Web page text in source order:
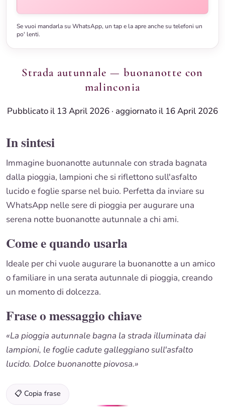
Se vuoi mandarla su WhatsApp, un tap e la apre anche su telefoni un
po' lenti.
Strada autunnale — buonanotte con
malinconia
Pubblicato il 13 April 2026 · aggiornato il 16 April 2026
In sintesi
Immagine buonanotte autunnale con strada bagnata
dalla pioggia, lampioni che si riflettono sull'asfalto
lucido e foglie sparse nel buio. Perfetta da inviare su
WhatsApp nelle sere di pioggia per augurare una
serena notte buonanotte autunnale a chi ami.
Come e quando usarla
Ideale per chi vuole augurare la buonanotte a un amico
o familiare in una serata autunnale di pioggia, creando
un momento di dolcezza.
Frase o messaggio chiave
«La pioggia autunnale bagna la strada illuminata dai
lampioni, le foglie cadute galleggiano sull'asfalto
lucido. Dolce buonanotte piovosa.»
📋 Copia frase